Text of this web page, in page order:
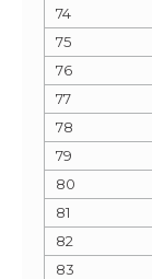
74
75
76
77
78
79
80
81
82
83